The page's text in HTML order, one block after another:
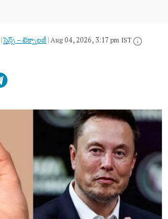
|సైన్స్​ – టెక్నాలజీ|Aug 04, 2026, 3:17 pm IST